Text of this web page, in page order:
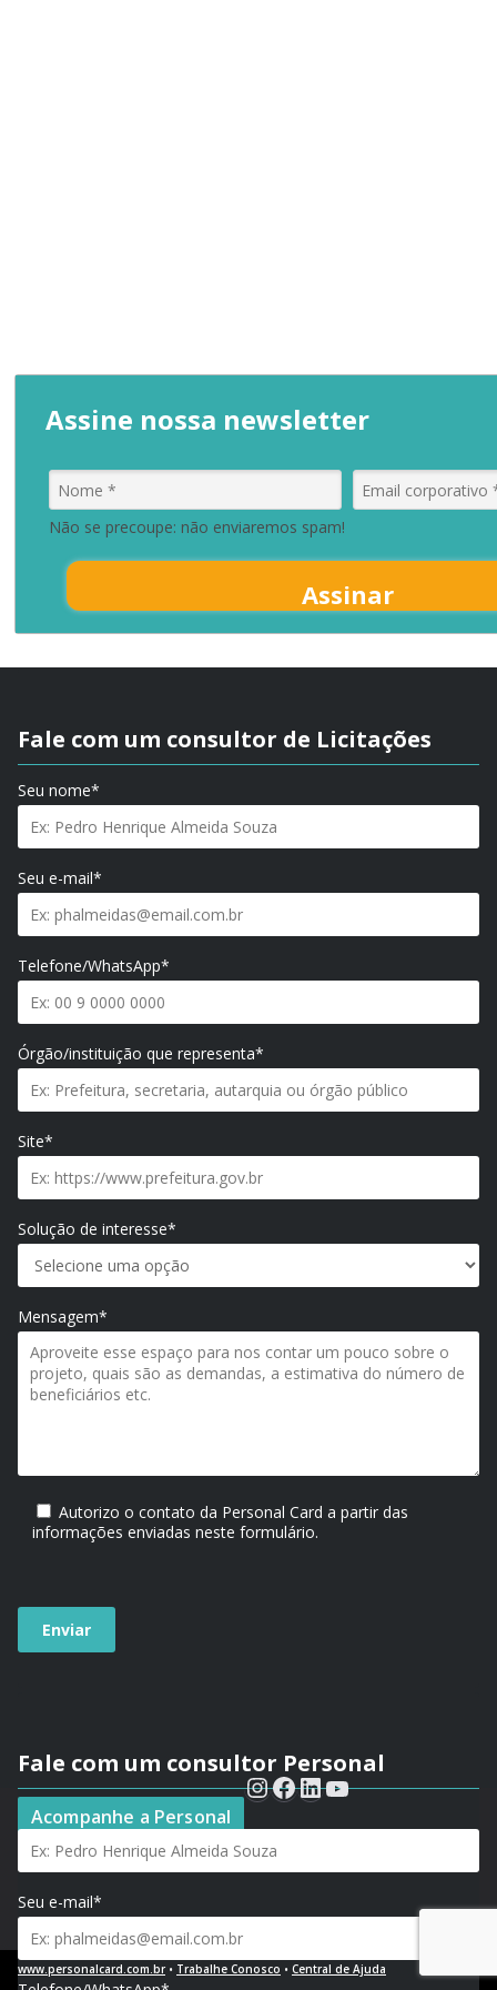
Assine nossa newsletter
Não se precoupe: não enviaremos spam!
Assinar
Fale com um consultor de Licitações
Seu nome*
Seu e-mail*
Telefone/WhatsApp*
Órgão/instituição que representa*
Site*
Solução de interesse*
Mensagem*
Autorizo o contato da Personal Card a partir das
informações enviadas neste formulário.
Fale com um consultor Personal
Seu nome*
Seu e-mail*
Acompanhe a Personal
www.personalcard.com.br• Trabalhe Conosco • Central de Ajuda